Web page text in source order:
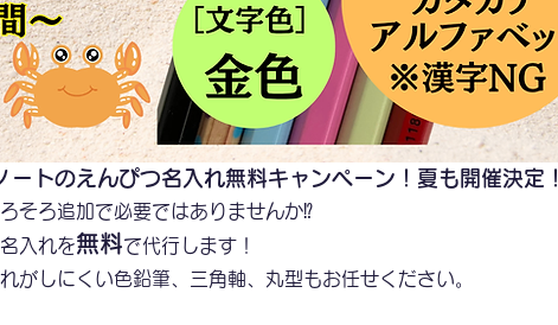
トのえんぴつ名入れ無料キャンペーン！夏も開催決定！
そろ追加で必要ではありませんか⁉
入れを無料で代行します！
がしにくい色鉛筆、三角軸、丸型もお任せください。